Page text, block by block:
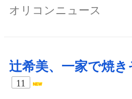
オリコンニュース
辻希美、一家で焼き
11